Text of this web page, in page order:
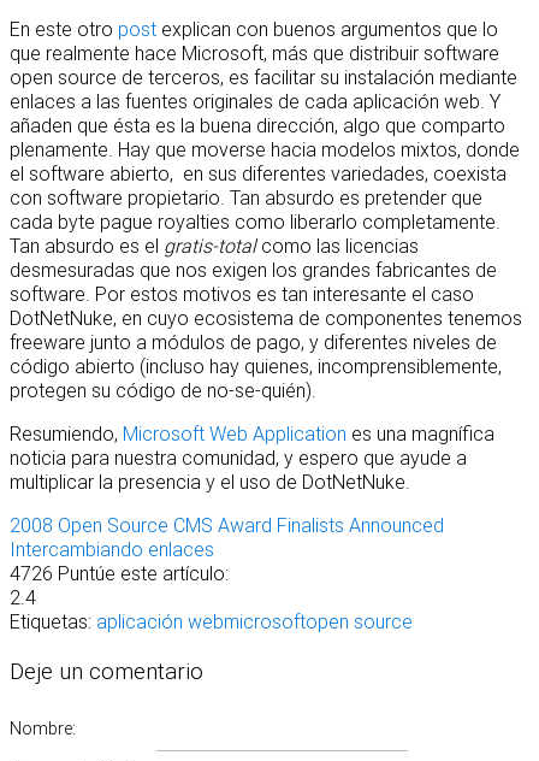
En este otro post explican con buenos argumentos que lo
que realmente hace Microsoft, más que distribuir software
open source de terceros, es facilitar su instalación mediante
enlaces a las fuentes originales de cada aplicación web. Y
añaden que ésta es la buena dirección, algo que comparto
plenamente. Hay que moverse hacia modelos mixtos, donde
el software abierto, en sus diferentes variedades, coexista
con software propietario. Tan absurdo es pretender que
cada byte pague royalties como liberarlo completamente.
Tan absurdo es el gratis-totalcomo las licencias
desmesuradas que nos exigen los grandes fabricantes de
software. Por estos motivos es tan interesante el caso
DotNetNuke, en cuyo ecosistema de componentes tenemos
freeware junto a módulos de pago, y diferentes niveles de
código abierto (incluso hay quienes, incomprensiblemente,
protegen su código de no-se-quién).
Resumiendo, Microsoft Web Application es una magnífica
noticia para nuestra comunidad, y espero que ayude a
multiplicar la presencia y el uso de DotNetNuke.
2008 Open Source CMS Award Finalists Announced
Intercambiando enlaces
4726 Puntúe este artículo:
2.4
Etiquetas: aplicación webmicrosoftopen source
Deje un comentario
Nombre: